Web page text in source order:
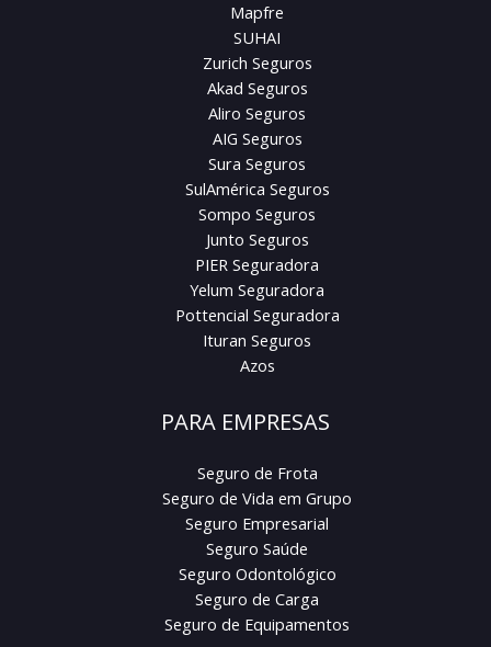
Mapfre
SUHAI
Zurich Seguros
Akad Seguros
Aliro Seguros
AIG Seguros
Sura Seguros
SulAmérica Seguros
Sompo Seguros
Junto Seguros
PIER Seguradora
Yelum Seguradora
Pottencial Seguradora
Ituran Seguros
Azos
PARA EMPRESAS
Seguro de Frota
Seguro de Vida em Grupo
Seguro Empresarial
Seguro Saúde
Seguro Odontológico
Seguro de Carga
Seguro de Equipamentos